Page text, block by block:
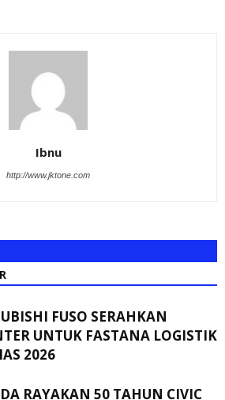
Ibnu
http://www.jktone.com
FUSO SERAHKAN
UNTUK FASTANA LOGISTIK
2026
RAYAKAN 50 TAHUN CIVIC